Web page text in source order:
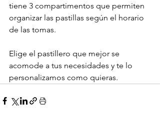
tiene 3 compartimentos que permiten
organizar las pastillas según el horario
de las tomas.
Elige el pastillero que mejor se
acomode a tus necesidades y te lo
personalizamos como quieras.